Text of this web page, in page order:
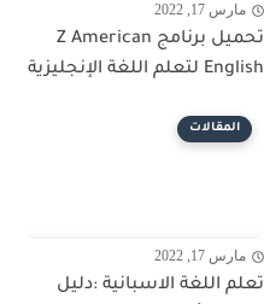
مارس 17, 2022
تحميل برنامج Z American
English لتعلم اللغة الإنجليزية
المقالات
مارس 17, 2022
تعلم اللغة الاسبانية :دليل